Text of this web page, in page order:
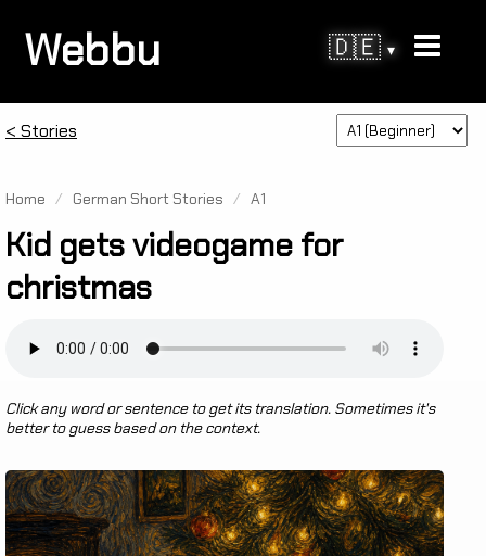
Webbu 🇩🇪▾
< Stories
Home / German Short Stories / A1
Kid gets videogame for
christmas
Click any word or sentence to get its translation. Sometimes it's
better to guess based on the context.